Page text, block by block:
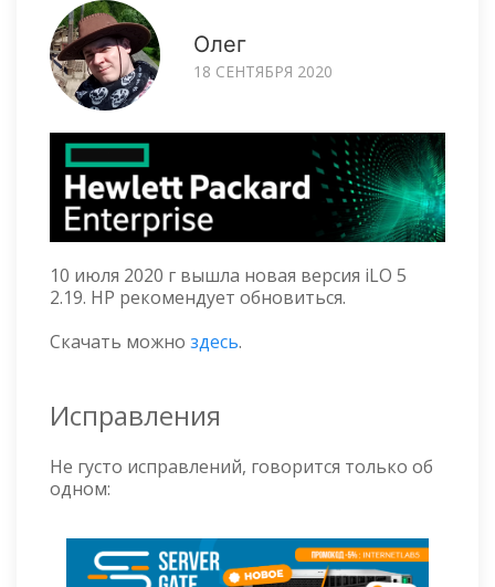
Олег
18 СЕНТЯБРЯ 2020
10 июля 2020 г вышла новая версия iLO 5
2.19. HP рекомендует обновиться.
Скачать можно здесь.
Исправления
Не густо исправлений, говорится только об
одном: